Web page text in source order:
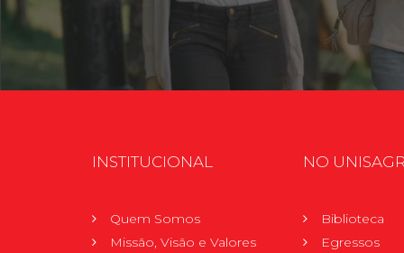
INSTITUCIONAL
Quem Somos
Missão, Visão e Valores
NO
Biblioteca
Egressos